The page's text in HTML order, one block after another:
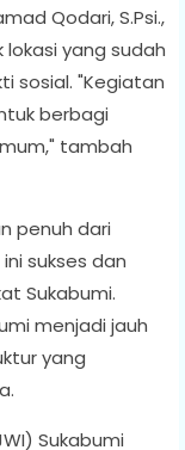
Qodari, S.Psi.,
lokasi yang sudah
sosial. "Kegiatan
berbagi
tambah
penuh dari
sukses dan
Sukabumi.
menjadi jauh
yang
Sukabumi